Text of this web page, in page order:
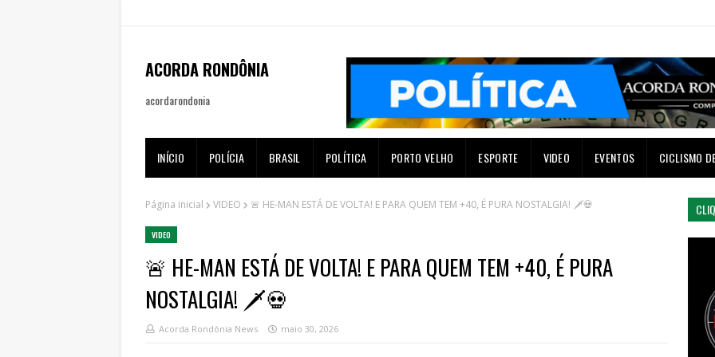
ACORDA RONDÔNIA
acordarondonia
INÍCIO POLÍCIA BRASIL POLÍTICA PORTO VELHO ESPORTE VIDEO EVENTOS CICLISMO
Página inicial VIDEO 🚨 HE-MAN ESTÁ DE VOLTA! E PARA QUEM TEM +40, É PURA NOSTALGIA! 🗡️💀
VIDEO
🚨 HE-MAN ESTÁ DE VOLTA! E PARA QUEM TEM +40, É PURA
NOSTALGIA! 🗡️💀
Acorda Rondônia News maio 30, 2026